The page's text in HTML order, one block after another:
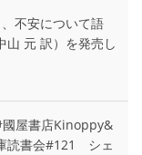
不安について語
山 元 訳）を発売し
國屋書店Kinoppy&
読書会#121 シェ